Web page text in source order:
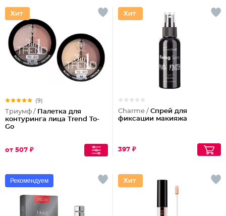
(9)
Триумф / Палетка для
контуринга лица Trend To-
Go
от 507 ₽
Charme / Спрей для
фиксации макияжа
397 ₽
Рекомендуем